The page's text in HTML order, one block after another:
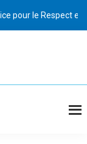
pour le Respect et